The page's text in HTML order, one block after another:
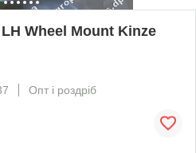
Wheel Mount Kinze
Опт і роздріб